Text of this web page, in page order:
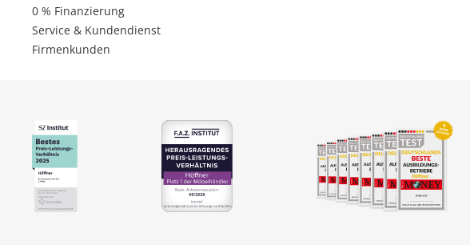
0 % Finanzierung
Service & Kundendienst
Firmenkunden